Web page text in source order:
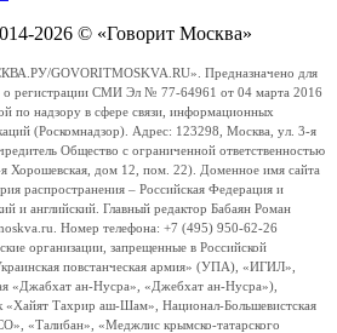
2026 © «Говорит Москва»
GOVORITMOSKVA.RU». Предназначено для
о регистрации СМИ Эл № 77-64961 от 04 марта 2016
по надзору в сфере связи, информационных
(Роскомнадзор). Адрес: 123298, Москва, ул. 3-я
Общество с ограниченной ответственностью
дом 12, пом. 22). Доменное имя сайта
распространения – Российская Федерация и
и английский. Главный редактор Бабаян Роман
Номер телефона: +7 (495) 950-62-26
организации, запрещенные в Российской
повстанческая армия» (УПА), «ИГИЛ»,
ан-Нусра», «Джебхат ан-Нусра»),
«Хайят Тахрир аш-Шам», Национал-Большевистская
«Талибан», «Меджлис крымско-татарского